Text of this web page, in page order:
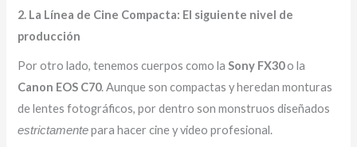
2. La Línea de Cine Compacta: El siguiente nivel de
producción
Por otro lado, tenemos cuerpos como laSony FX30o la
Canon EOS C70. Aunque son compactas y heredan monturas
de lentes fotográficos, por dentro son monstruos diseñados
estrictamentepara hacer cine y video profesional.